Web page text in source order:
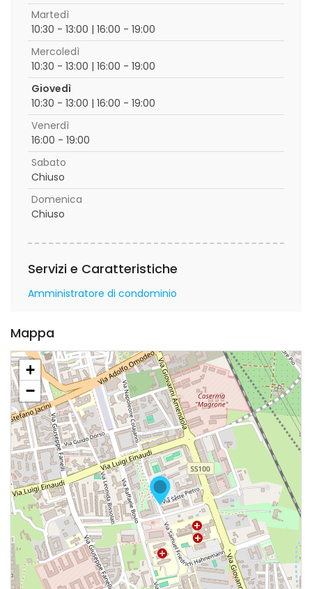
Martedì
10:30 - 13:00 | 16:00 - 19:00
Mercoledì
10:30 - 13:00 | 16:00 - 19:00
Giovedì
10:30 - 13:00 | 16:00 - 19:00
Venerdì
16:00 - 19:00
Sabato
Chiuso
Domenica
Chiuso
Servizi e Caratteristiche
Amministratore di condominio
Mappa
+
−